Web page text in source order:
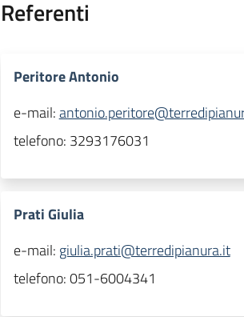
Referenti
Peritore Antonio
e-mail:
telefono: 3293176031
Prati Giulia
e-mail: giulia.prati@terredipianura.it
telefono:051-6004341